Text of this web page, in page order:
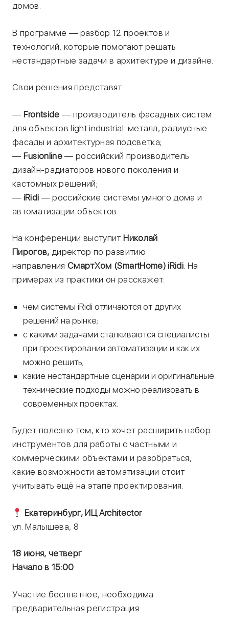
домов.
В программе — разбор 12 проектов и
технологий, которые помогают решать
нестандартные задачи в архитектуре и дизайне.
Свои решения представят:
— Frontside — производитель фасадных систем
для объектов light industrial: металл, радиусные
фасады и архитектурная подсветка;
— Fusionline — российский производитель
дизайн-радиаторов нового поколения и
кастомных решений;
— iRidi — российские системы умного дома и
автоматизации объектов.
На конференции выступит Николай
Пирогов,директор по развитию
направления СмартХом (SmartHome) iRidi. На
примерах из практики он расскажет:
чем системы iRidi отличаются от других
решений на рынке;
с какими задачами сталкиваются специалисты
при проектировании автоматизации и как их
можно решить;
какие нестандартные сценарии и оригинальные
технические подходы можно реализовать в
современных проектах.
Будет полезно тем, кто хочет расширить набор
инструментов для работы с частными и
коммерческими объектами и разобраться,
какие возможности автоматизации стоит
учитывать ещё на этапе проектирования.
Екатеринбург, ИЦ Architector
ул. Малышева, 8
18 июня, четверг
Начало в 15:00
Участие бесплатное, необходима
предварительная регистрация: